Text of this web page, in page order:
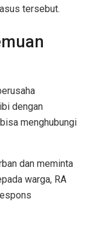
tersebut.
dengan
menghubungi
dan meminta
warga, RA